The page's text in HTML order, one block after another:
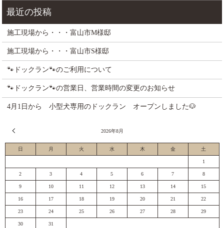
施工現場から・・・富山市M様邸
施工現場から・・・富山市S様邸
🐾ドックラン🐾のご利用について
🐾ドックラン🐾の営業日、営業時間の変更のお知らせ
4月1日から 小型犬専用のドックラン オープンしました🐶
2026年8月
日 月 火 水 木 金 土
1
2 3 4 5 6 7 8
9 10 11 12 13 14 15
16 17 18 19 20 21 22
23 24 25 26 27 28 29
30 31